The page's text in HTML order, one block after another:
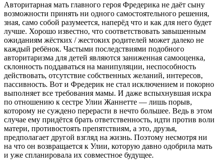
Авторитарная мать главного героя Фредерика не даёт сыну
возможности принять ни одного самостоятельного решения,
зная, само собой разумеется, наперёд что и как для него будет
лучше. Хорошо известно, что соответствовать завышенным
ожиданиям жёстких / жестоких родителей может далеко не
каждый ребёнок. Частыми последствиями подобного
авторитаризма для детей являются заниженная самооценка,
склонность поддаваться на манипуляции, неспособность
действовать, отсутствие собственных желаний, интересов,
пассивность. Вот и Фредерик не стал исключением и покорно
выполняет все требования мамы. И даже вспыхнувшая искра
по отношению к сестре Улии Жаннетте — лишь порыв,
которому не суждено перерасти в нечто большее. Ведь в этом
случае ему придётся брать ответственность, идти против воли
матери, противостоять препятствиям, а это, друзья,
предполагает другой взгляд на жизнь. Поэтому несмотря ни
на что он возвращается к Улии, которую давно одобрила мать
и уже спланировала их совместное будущее.